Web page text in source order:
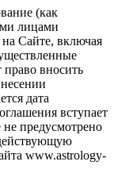
(как
лицами
Сайте, включая
вносить
дата
вступает
предусмотрено
www.astrology-